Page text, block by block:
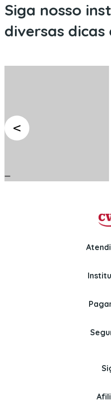
Siga nosso
diversas
Whatsapp
(11) 3382-2150